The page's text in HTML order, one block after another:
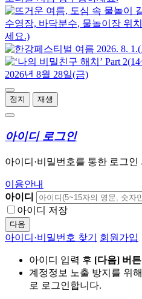
정지 재생
아이디 로그인
아이디·비밀번호를 통한 로그인
이용안내
아이디
아이디 저장
다음
아이디·비밀번호 찾기 회원가입
아이디 입력 후 [다음] 버튼
계정정보 노출 방지를 위
로 로그인합니다.